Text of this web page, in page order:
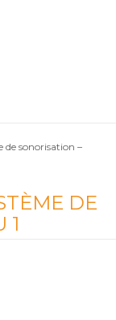
de sonorisation –
DE
1